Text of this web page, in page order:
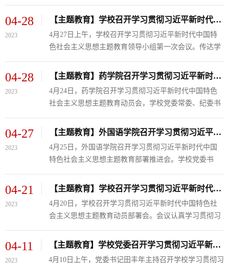
长鸣促廉洁”微党课，三位党员代表依次进行了交流发
言。谢波...
治区主题教育领导小组相关文件精神，听取了学校主题
案、宣传工作方案、调查研究方案和检视问题清单。学
校党委书记、主题教育领导小组组长田丰年同志主持会
议并安排部署下一步工作。会议强调，要保持学校主题
教育开局快、实、...
04-28
2023
【主题教育】学校召开学习贯彻习近平新时代中国特色社会主义思想主题教育领导小组第一次会议
4月27日上午，学校召开学习贯彻习近平新时代中国特
色社会主义思想主题教育领导小组第一次会议。传达学
治区主题教育领导小组相关文件精神，听取了学校主题
案、宣传工作方案、调查研究方案和检视问题清单。学
校党委书记、主题教育领导小组组长田丰年同志主持会
议并安排部署下一步工作。会议强调，要保持学校主题
教育开局快、实、...
04-28
2023
【主题教育】药学院召开学习贯彻习近平新时代中国特色社会主义思想主题教育动员会
4月24日，药学院召开学习贯彻习近平新时代中国特色
社会主义思想主题教育动员会，学校党委常委、纪委书
全体教工党员参加。会议由学院执行院长余建强主持。
会主义思想主题教育要牢牢把握“学思想、强党性、重实
践、建新功”的总要求，认真领会主题教育的重大意义，
理论学习要深入，调查研究要务实，推动发展建新功，
检视整改要...
04-27
2023
【主题教育】外国语学院召开学习贯彻习近平新时代中国特色社会主义思想主题教育部署推进会
4月25日，外国语学院召开学习贯彻习近平新时代中国
特色社会主义思想主题教育部署推进会。学校党委书
话。外国语学院班子成员及全体教职工参加会议，会议
以上领导干部为重点在全党深入开展学习贯彻习近平新
时代中国特色社会主义思想主题教育，是党中央一项重
大决策，是一次覆盖全党的主题教育。外国语学院抢抓
机遇，在学校主题教育动...
04-21
2023
【主题教育】学校召开学习贯彻习近平新时代中国特色社会主义思想主题教育动员部署会
4月20日，学校召开学习贯彻习近平新时代中国特色社
会主义思想主题教育动员部署会。会议认真学习贯彻习
神，深入落实梁言顺书记在全区主题教育工作会议上的
04-11
2023
【主题教育】学校党委召开学习贯彻习近平新时代中国特色社会主义思想主题教育工作专题会议
4月10日上午，党委书记田丰年主持召开学校学习贯彻习